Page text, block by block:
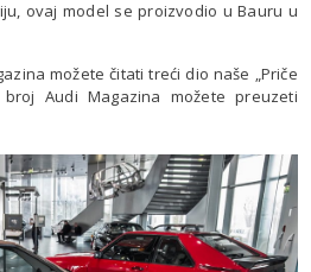
ovaj model se proizvodio u Bauru u
možete čitati treći dio naše „Priče
Audi Magazina možete preuzeti